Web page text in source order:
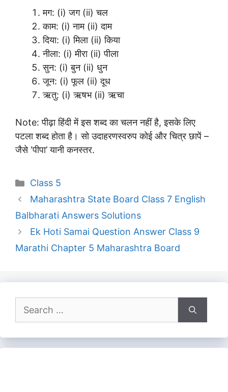
मग: (i) जग (ii) चल
काम: (i) नाम (ii) दाम
दिया: (i) मिला (ii) किया
नीला: (i) मीरा (ii) पीला
सुन: (i) बुन (ii) धुन
जून: (i) फूल (ii) दूध
ऋतु: (i) ऋषभ (ii) ऋचा
Note: पीढ़ा हिंदी में इस शब्द का चलन नहीं है, इसके लिए
पटला शब्द होता है। सो उदाहरणस्वरुप कोई और चित्र छापें –
जैसे ‘पीपा’ यानी कनस्तर.
Categories
Class 5
Maharashtra State Board Class 7 English
Balbharati Answers Solutions
Ek Hoti Samai Question Answer Class 9
Marathi Chapter 5 Maharashtra Board
for: